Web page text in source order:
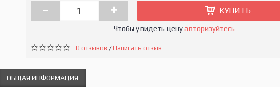
- + КУПИТЬ
Чтобы увидеть ценуавторизуйтесь
0 отзывов /Написать отзыв
ОБЩАЯ ИНФОРМАЦИЯ